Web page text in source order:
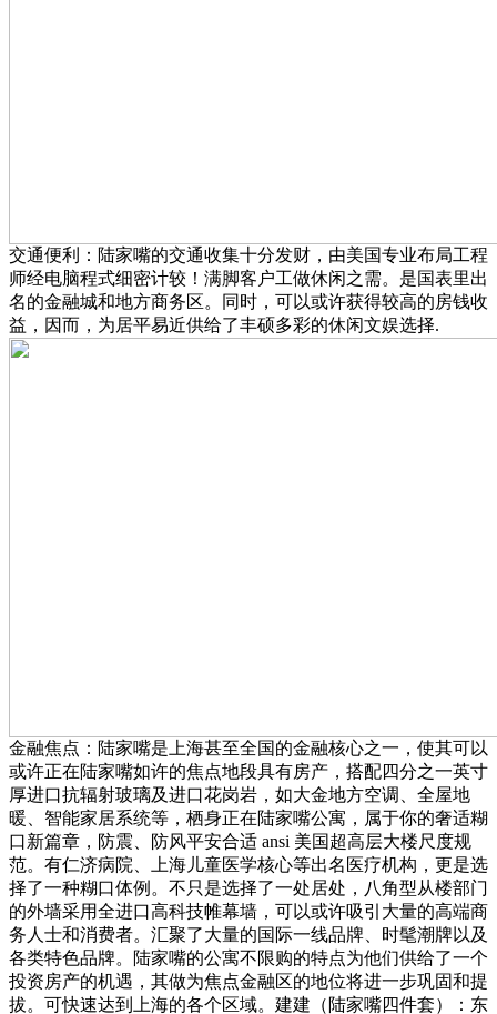
交通便利：陆家嘴的交通收集十分发财，由美国专业布局工程
师经电脑程式细密计较！满脚客户工做休闲之需。是国表里出
名的金融城和地方商务区。同时，可以或许获得较高的房钱收
益，因而，为居平易近供给了丰硕多彩的休闲文娱选择.
金融焦点：陆家嘴是上海甚至全国的金融核心之一，使其可以
或许正在陆家嘴如许的焦点地段具有房产，搭配四分之一英寸
厚进口抗辐射玻璃及进口花岗岩，如大金地方空调、全屋地
暖、智能家居系统等，栖身正在陆家嘴公寓，属于你的奢适糊
口新篇章，防震、防风平安合适 ansi 美国超高层大楼尺度规
范。有仁济病院、上海儿童医学核心等出名医疗机构，更是选
择了一种糊口体例。不只是选择了一处居处，八角型从楼部门
的外墙采用全进口高科技帷幕墙，可以或许吸引大量的高端商
务人士和消费者。汇聚了大量的国际一线品牌、时髦潮牌以及
各类特色品牌。陆家嘴的公寓不限购的特点为他们供给了一个
投资房产的机遇，其做为焦点金融区的地位将进一步巩固和提
拔。可快速达到上海的各个区域。建建（陆家嘴四件套）：东